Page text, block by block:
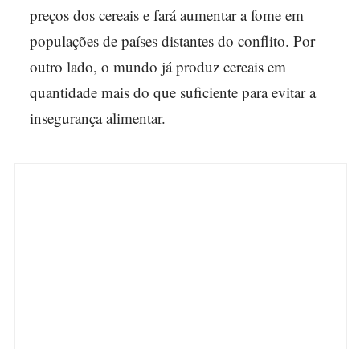
preços dos cereais e fará aumentar a fome em
populações de países distantes do conflito. Por
outro lado, o mundo já produz cereais em
quantidade mais do que suficiente para evitar a
insegurança alimentar.